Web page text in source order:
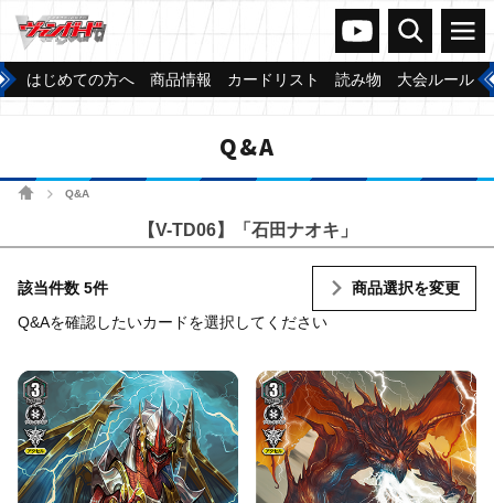
ヴァンガードch
検索 メニュー
はじめての方へ 商品情報 カードリスト 読み物 大会ルール
Q&A
ホームQ&A
【V-TD06】「石田ナオキ」
該当件数 5件
商品選択を変更
Q&Aを確認したいカードを選択してください